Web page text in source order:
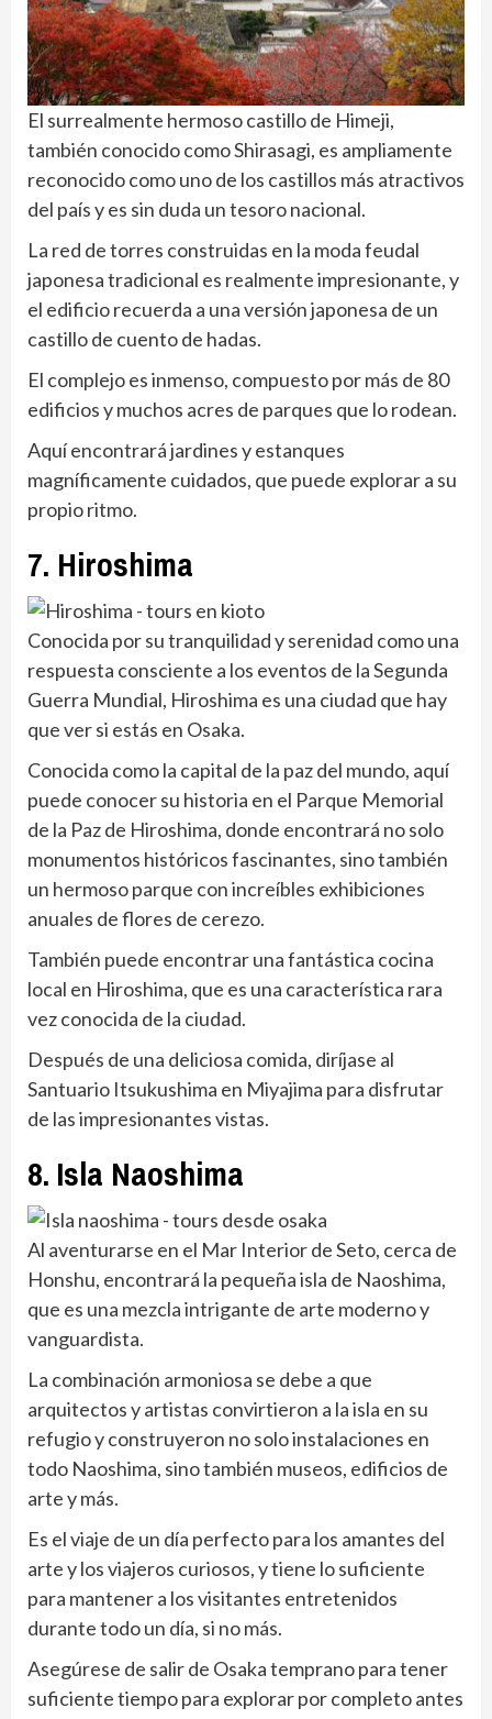
El surrealmente hermoso castillo de Himeji,
también conocido como Shirasagi, es ampliamente
reconocido como uno de los castillos más atractivos
del país y es sin duda un tesoro nacional.
La red de torres construidas en la moda feudal
japonesa tradicional es realmente impresionante, y
el edificio recuerda a una versión japonesa de un
castillo de cuento de hadas.
El complejo es inmenso, compuesto por más de 80
edificios y muchos acres de parques que lo rodean.
Aquí encontrará jardines y estanques
magníficamente cuidados, que puede explorar a su
propio ritmo.
7. Hiroshima
Conocida por su tranquilidad y serenidad como una
respuesta consciente a los eventos de la Segunda
Guerra Mundial, Hiroshima es una ciudad que hay
que ver si estás en Osaka.
Conocida como la capital de la paz del mundo, aquí
puede conocer su historia en el Parque Memorial
de la Paz de Hiroshima, donde encontrará no solo
monumentos históricos fascinantes, sino también
un hermoso parque con increíbles exhibiciones
anuales de flores de cerezo.
También puede encontrar una fantástica cocina
local en Hiroshima, que es una característica rara
vez conocida de la ciudad.
Después de una deliciosa comida, diríjase al
Santuario Itsukushima en Miyajima para disfrutar
de las impresionantes vistas.
8. Isla Naoshima
Al aventurarse en el Mar Interior de Seto, cerca de
Honshu, encontrará la pequeña isla de Naoshima,
que es una mezcla intrigante de arte moderno y
vanguardista.
La combinación armoniosa se debe a que
arquitectos y artistas convirtieron a la isla en su
refugio y construyeron no solo instalaciones en
todo Naoshima, sino también museos, edificios de
arte y más.
Es el viaje de un día perfecto para los amantes del
arte y los viajeros curiosos, y tiene lo suficiente
para mantener a los visitantes entretenidos
durante todo un día, si no más.
Asegúrese de salir de Osaka temprano para tener
suficiente tiempo para explorar por completo antes